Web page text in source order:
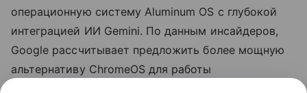
операционную систему Aluminum OS с глубокой
интеграцией ИИ Gemini. По данным инсайдеров,
Google рассчитывает предложить более мощную
альтернативу ChromeOS для работы